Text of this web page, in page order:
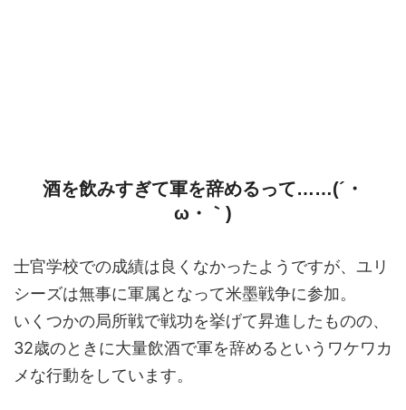
酒を飲みすぎて軍を辞めるって……(´・
ω・｀)
士官学校での成績は良くなかったようですが、ユリ
シーズは無事に軍属となって米墨戦争に参加。
いくつかの局所戦で戦功を挙げて昇進したものの、
32歳のときに大量飲酒で軍を辞めるというワケワカ
メな行動をしています。